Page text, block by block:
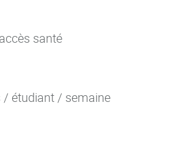
santé
/ étudiant / semaine